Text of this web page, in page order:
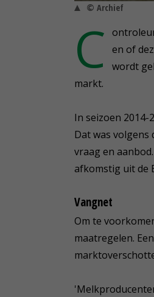
© Archief
C en of
wordt
markt.
In seizoen
Dat was volgens
vraag en
afkomstig uit de
Vangnet
Om te
maatregelen.